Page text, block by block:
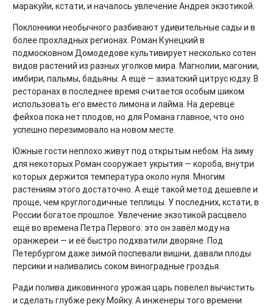
маракуйи, кстати, и началось увлечение Андрея экзотикой.
Поклонники необычного разбивают удивительные сады и в
более прохладных регионах. Роман Кунецкий в
подмосковном Домодедове культивирует несколько сотен
видов растений из разных уголков мира. Магнолии, магонии,
имбири, пальмы, бадьяны. А ещё — азиатский цитрус юдзу. В
ресторанах в последнее время считается особым шиком
использовать его вместо лимона и лайма. На деревце
фейхоа пока нет плодов, но для Романа главное, что оно
успешно перезимовало на новом месте.
Южные гости неплохо живут под открытым небом. На зиму
для некоторых Роман сооружает укрытия — короба, внутри
которых держится температура около нуля. Многим
растениям этого достаточно. А ещё такой метод дешевле и
проще, чем круглогодичные теплицы. У последних, кстати, в
России богатое прошлое. Увлечение экзотикой расцвело
ещё во времена Петра Первого: это он завёл моду на
оранжереи — и её быстро подхватили дворяне. Под
Петербургом даже зимой поспевали вишни, давали плоды
персики и наливались соком виноградные гроздья.
Ради полива диковинного урожая царь повелел вычистить
и сделать глубже реку Мойку. А инженеры того времени